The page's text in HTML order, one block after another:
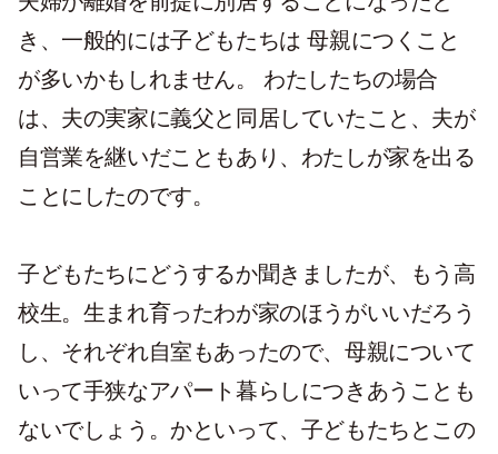
き、一般的には子どもたちは 母親につくこと
が多いかもしれません。 わたしたちの場合
は、夫の実家に義父と同居していたこと、夫が
自営業を継いだこともあり、わたしが家を出る
ことにしたのです。
子どもたちにどうするか聞きましたが、もう高
校生。生まれ育ったわが家のほうがいいだろう
し、それぞれ自室もあったので、母親について
いって手狭なアパート暮らしにつきあうことも
ないでしょう。かといって、子どもたちとこの